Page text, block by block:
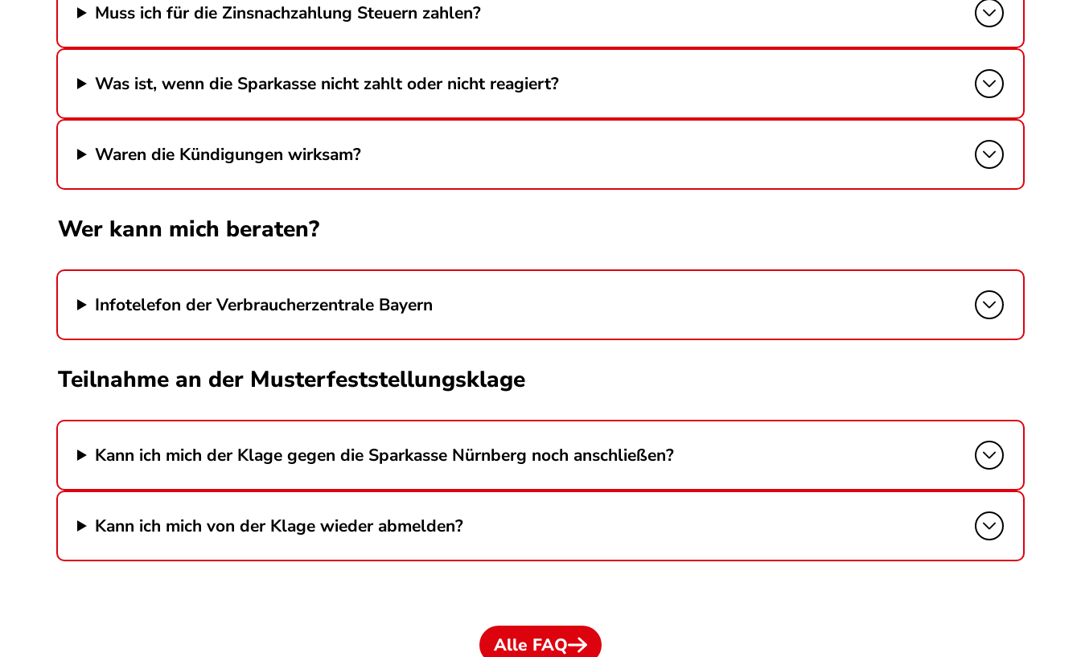
Muss ich für die Zinsnachzahlung Steuern zahlen?
Was ist, wenn die Sparkasse nicht zahlt oder nicht reagiert?
Waren die Kündigungen wirksam?
Wer kann mich beraten?
Infotelefon der Verbraucherzentrale Bayern
Teilnahme an der Musterfeststellungsklage
Kann ich mich der Klage gegen die Sparkasse Nürnberg noch anschließen?
Kann ich mich von der Klage wieder abmelden?
Alle FAQ